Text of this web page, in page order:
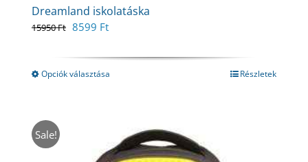
Dreamland iskolatáska
15950Ft Original
was:
15950 Ft.
8599 FtCurrent
is:
8599 Ft.
Opciók választása Részletek
Sale!